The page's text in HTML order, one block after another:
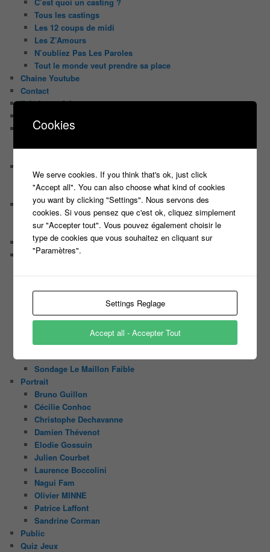
Tous les castings
Les 12 coups de midi
Les Z’Amours
N’oubliez Pas Les Paroles
Tout le monde veut prendre sa place
Chaine Youtube
Contact
Il était une fois ….
Le trombinoscope des Joueurs
Les caméras d’un jeu plateau
Un plateau de jeu télévisé coûte cher, mais pourquoi ?
Les interviews de Lora
Quand Lora rencontre Aline elles parlent de quoi ?
Quand Lora papote avec Franck, ils parlent de quoi ?
NewsLetter
Nos Sondages
Sondage Koh Lanta Fidji 2017
Sondage Koh Lanta Cambodge 2017
Sondage Koh Lanta
Sondages « Bienvenue au Camping »
Sondage Koh Lanta 2016 (2) Thailand
Sondage Koh Lanta 2016
Sondage Le Maillon Faible
Portrait
Bruno Guillon
Cécilie Conhoc
Christophe Dechavanne
Damien Thévenot
Elodie Gossuin
Julien Courbet
Laurence Boccolini
Nagui Fam
Olivier MINNE
Patrice Laffont
Sandrine Corman
Public
Quiz Jeux
Cookies
We serve cookies. If you think that's ok, just click
"Accept all". You can also choose what kind of cookies
you want by clicking "Settings". Nous servons des
cookies. Si vous pensez que c'est ok, cliquez simplement
sur "Accepter tout". Vous pouvez également choisir le
type de cookies que vous souhaitez en cliquant sur
"Paramètres".
Settings Reglage
Accept all - Accepter Tout